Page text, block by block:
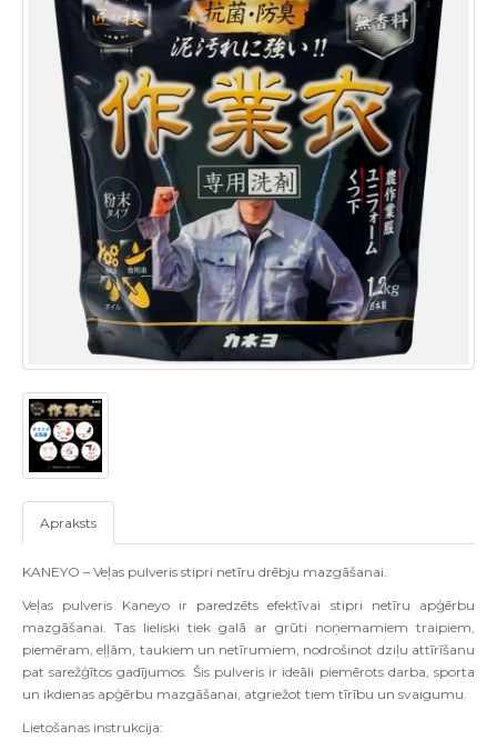
Apraksts
KANEYO – Veļas pulveris stipri netīru drēbju mazgāšanai.
Veļas pulveris Kaneyo ir paredzēts efektīvai stipri netīru apģērbu
mazgāšanai. Tas lieliski tiek galā ar grūti noņemamiem traipiem,
piemēram, eļļām, taukiem un netīrumiem, nodrošinot dziļu attīrīšanu
pat sarežģītos gadījumos. Šis pulveris ir ideāli piemērots darba, sporta
un ikdienas apģērbu mazgāšanai, atgriežot tiem tīrību un svaigumu.
Lietošanas instrukcija: